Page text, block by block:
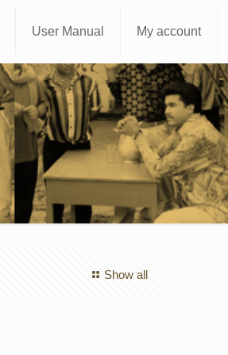
User Manual My account
Show all